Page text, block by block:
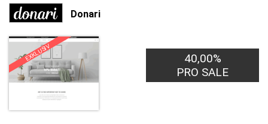
Donari
EXKLUSIV
40,00%
PRO SALE